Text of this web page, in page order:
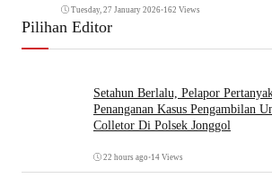
Tuesday, 27 January 2026•162 Views
Pilihan Editor
Setahun Berlalu, Pelapor
Penanganan Kasus Pengambilan
Colletor Di Polsek Jonggol
22 hours ago •14 Views